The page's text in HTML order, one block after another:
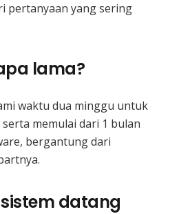
pertanyaan yang sering
lama?
waktu dua minggu untuk
memulai dari 1 bulan
bergantung dari
datang